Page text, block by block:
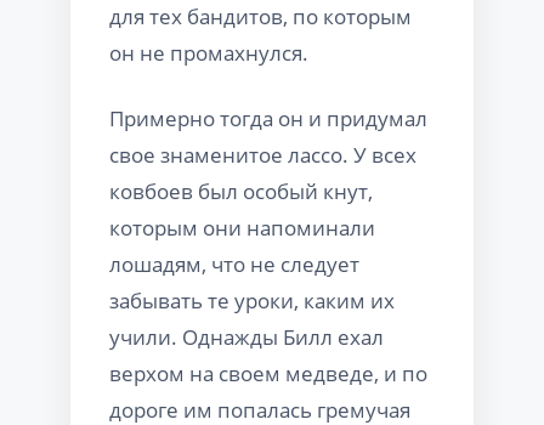
для тех бандитов, по которым
он не промахнулся.
Примерно тогда он и придумал
свое знаменитое лассо. У всех
ковбоев был особый кнут,
которым они напоминали
лошадям, что не следует
забывать те уроки, каким их
учили. Однажды Билл ехал
верхом на своем медведе, и по
дороге им попалась гремучая